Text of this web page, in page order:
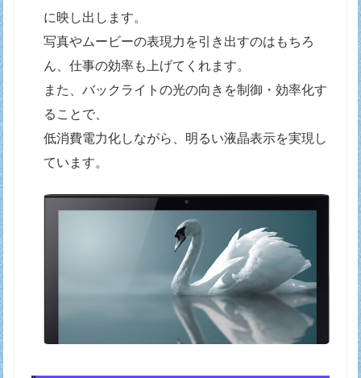
に映し出します。
写真やムービーの表現力を引き出すのはもちろ
ん、仕事の効率も上げてくれます。
また、バックライトの光の向きを制御・効率化す
ることで、
低消費電力化しながら、明るい液晶表示を実現し
ています。